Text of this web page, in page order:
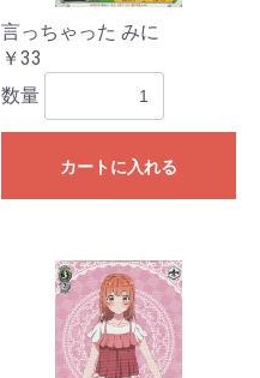
言っちゃった みに
￥33
数量
カートに入れる